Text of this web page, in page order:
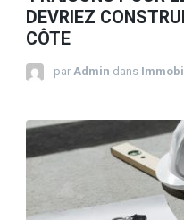
DEVRIEZ
CÔTE
par Admin dans